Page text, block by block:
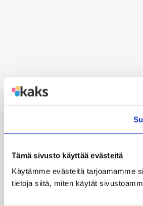
Tämä sivusto käyttää evästeitä
Käytämme evästeitä tarjoamamme
tietoja siitä, miten käytät